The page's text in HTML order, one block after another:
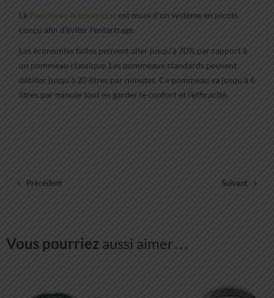
Le Pommeau économiqueest muni d’un système en picots
conçu afin d’éviter l’entartrage.
Les économies faites peuvent aller jusqu’à 70% par rapport à
un pommeau classique. Les pommeaux standards peuvent
débiter jusqu’à 20 litres par minutes. Ce pommeau va jusqu’à 6
litres par minute tout en garder le confort et l’efficacité.
Précédent Suivant
Vous pourriez aussi aimer…